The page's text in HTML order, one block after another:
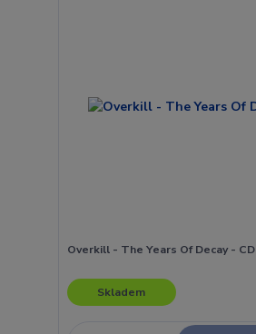
Overkill - The Years Of Decay - CD
Skladem